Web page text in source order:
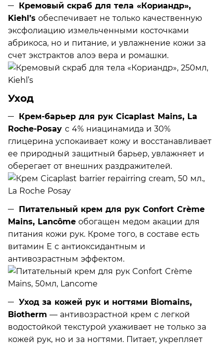
Кремовый скраб для тела «Кориандр»,
Kiehl’s обеспечивает не только качественную
эксфолиацию измельченными косточками
абрикоса, но и питание, и увлажнение кожи за
счет экстрактов алоэ вера и ромашки.
Уход
Крем-барьер для рук Cicaplast Mains, La
Roche-Posay с 4% ниацинамида и 30%
глицерина успокаивает кожу и восстанавливает
ее природный защитный барьер, увлажняет и
оберегает от внешних раздражителей.
Питательный крем для рук Confort Crème
Mains, Lancôme обогащен медом акации для
питания кожи рук. Кроме того, в составе есть
витамин Е с антиоксидантным и
антивозрастным эффектом.
Уход за кожей рук и ногтями Biomains,
Biotherm — антивозрастной крем с легкой
водостойкой текстурой ухаживает не только за
кожей рук, но и за ногтями. Питает, укрепляет